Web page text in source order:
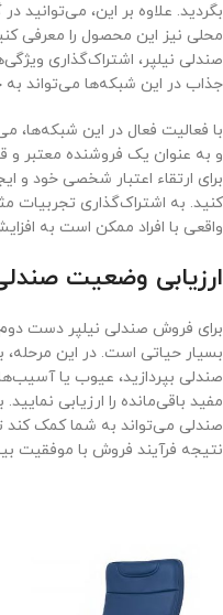
بگردید. علاوه بر این،
محلی نیز این محصول را معرفی
صندلی نیلپر، اشتراک‌گذاری
جذاب در این شبکه‌ها می‌تواند
با فعالیت فعال در این شبکه‌ها،
و به عنوان یک فروشنده معتبر و
برای ارتقاء اعتبار شخصی خود و
کنید. به اشتراک‌گذاری تجربیات
واقعی با افراد ممکن است به
ارزیابی وضعیت
برای فروش صندلی نیلپر دست
بسیار حیاتی است. در این
صندلی بپردازید، عیوب یا
مفید باقی‌مانده را ارزیابی
صندلی می‌تواند به شما کمک کند
نتیجه فرآیند فروش با موفقیت